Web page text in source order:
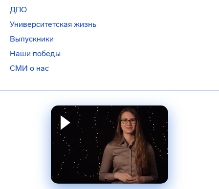
ДПО
Университетская жизнь
Выпускники
Наши победы
СМИ о нас